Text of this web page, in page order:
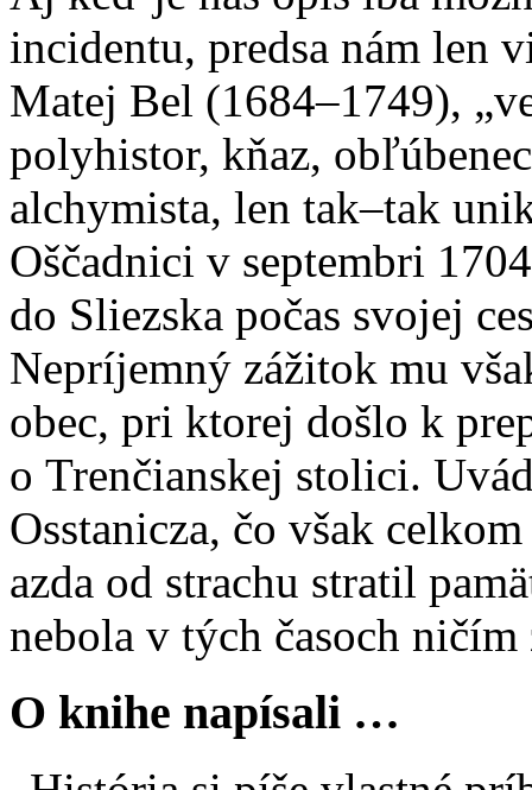
incidentu, predsa nám len
Matej Bel (1684–1749),
polyhistor, kňaz,
alchymista, len tak–tak
Oščadnici v septembri
do Sliezska počas svojej
Nepríjemný zážitok mu
obec, pri ktorej došlo k
o Trenčianskej stolici.
Osstanicza, čo však
azda od strachu stratil
nebola v tých časoch
O knihe napísali …